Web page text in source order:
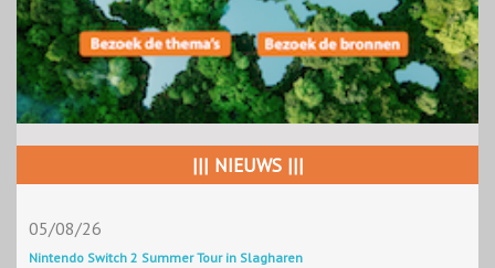
||| NIEUWS |||
05/08/26
Nintendo Switch 2 Summer Tour in Slagharen